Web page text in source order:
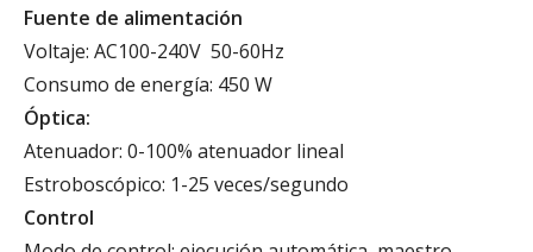
Fuente de alimentación
Voltaje: AC100-240V 50-60Hz
Consumo de energía: 450 W
Óptica:
Atenuador: 0-100% atenuador lineal
Estroboscópico: 1-25 veces/segundo
Control